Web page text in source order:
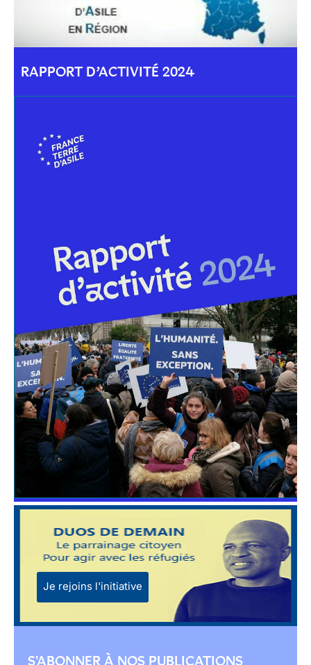
RAPPORT D’ACTIVITÉ 2024
Je rejoins l'initiative
S'ABONNER À NOS PUBLICATIONS